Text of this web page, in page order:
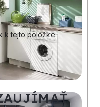
k tejto položke.